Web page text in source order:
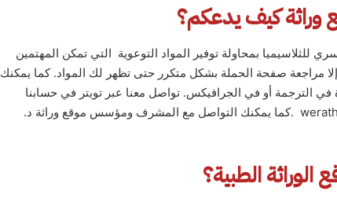
وراثة كيف يدعكم؟
للثلاسيميا بمحاولة توفير المواد التوعوية التي تمكن المهتمين
مراجعة صفحة الحملة بشكل متكرر حتى تظهر لك المواد. كما يمكنك
الترجمة أو في الجرافيكس. تواصل معنا عبر تويتر في حسابنا
@werathah_th أو راسلنا على الإيميل werathah1@gmail.com .كما يمكنك التواصل مع المشرف ومؤسس موقع وراثة د.
الوراثة الطبية؟